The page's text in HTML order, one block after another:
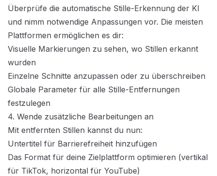
Überprüfe die automatische Stille-Erkennung der KI
und nimm notwendige Anpassungen vor. Die meisten
Plattformen ermöglichen es dir:
Visuelle Markierungen zu sehen, wo Stillen erkannt
wurden
Einzelne Schnitte anzupassen oder zu überschreiben
Globale Parameter für alle Stille-Entfernungen
festzulegen
4. Wende zusätzliche Bearbeitungen an
Mit entfernten Stillen kannst du nun:
Untertitel für Barrierefreiheit hinzufügen
Das Format für deine Zielplattform optimieren (vertikal
für TikTok, horizontal für YouTube)